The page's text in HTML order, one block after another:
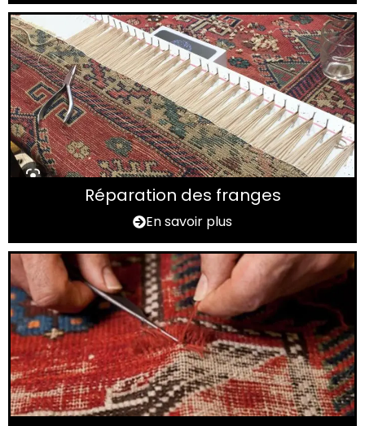
Réparation des franges
En savoir plus